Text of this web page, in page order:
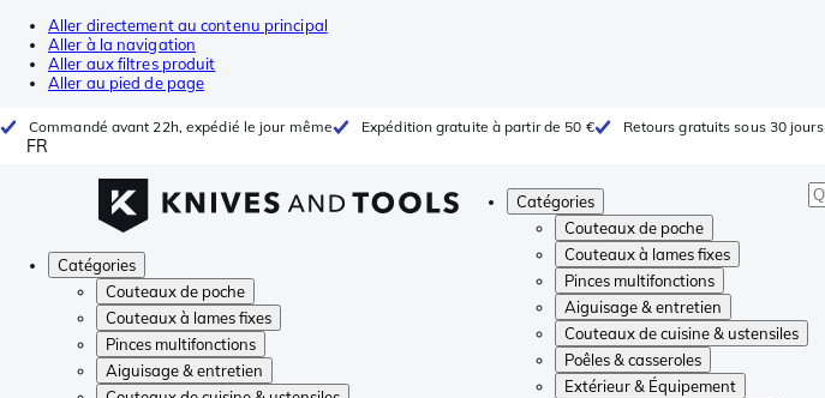
Aller directement au contenu principal
Aller à la navigation
Aller aux filtres produit
Aller au pied de page
Commandé avant 22h, expédié le jour même Expédition gratuite à partir de 50 € Retours gratuits sous 30 jours
FR
Catégories
Couteaux de poche
Couteaux à lames fixes
Pinces multifonctions
Aiguisage & entretien
Couteaux de cuisine & ustensiles
Poêles & casseroles
Extérieur & Équipement
Catégories
Couteaux de poche
Couteaux à lames fixes
Pinces multifonctions
Aiguisage & entretien